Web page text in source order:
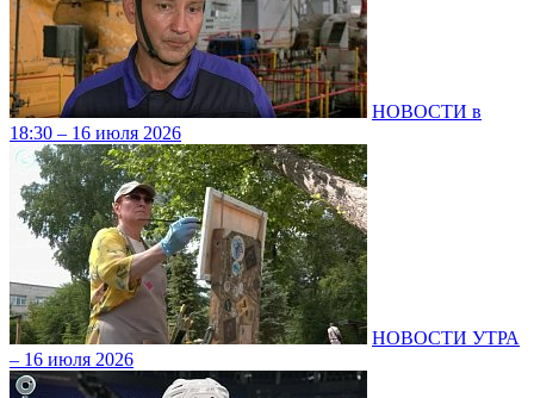
НОВОСТИ в
18:30 – 16 июля 2026
НОВОСТИ УТРА
– 16 июля 2026